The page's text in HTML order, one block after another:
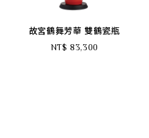
故宮鶴舞芳華 雙鶴瓷瓶
NT$ 83,300